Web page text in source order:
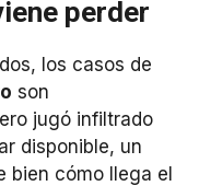
perder
los casos de
son
jugó infiltrado
disponible, un
bien cómo llega el